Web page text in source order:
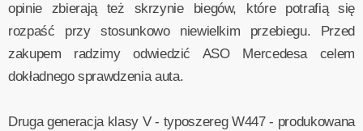
opinie zbierają też skrzynie biegów, które potrafią się
rozpaść przy stosunkowo niewielkim przebiegu. Przed
zakupem radzimy odwiedzić ASO Mercedesa celem
dokładnego sprawdzenia auta.
Druga generacja klasy V - typoszereg W447 - produkowana